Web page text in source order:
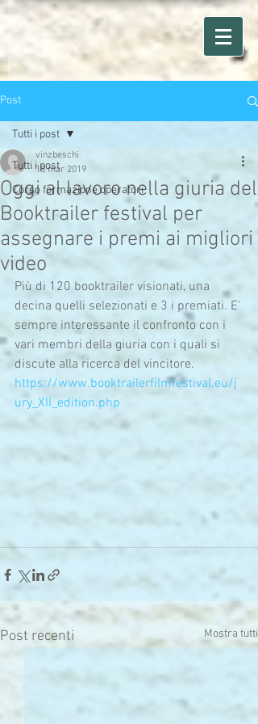
Post
Tutti i post
Corso formazione operatori
Tutti i post
Oggi al lavoro nella giuria del
Booktrailer festival per
assegnare i premi ai migliori
video
vinzbeschi
18 mar 2019
Più di 120 booktrailer visionati, una
decina quelli selezionati e 3 i premiati. E'
sempre interessante il confronto con i
vari membri della giuria con i quali si
discute alla ricerca del vincitore.
https://www.booktrailerfilmfestival.eu/j
ury_XII_edition.php
Post recenti Mostra tutti